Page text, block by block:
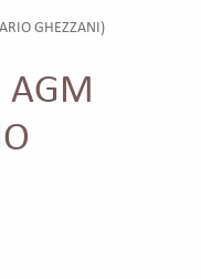
GHEZZANI)